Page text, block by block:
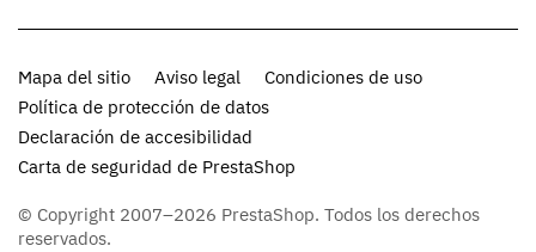
Mapa del sitio Aviso legal
Condiciones de uso
Política de protección de datos
Declaración de accesibilidad
Carta de seguridad de PrestaShop
© Copyright 2007–2026 PrestaShop. Todos los derechos
reservados.